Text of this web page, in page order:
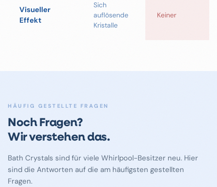
Visueller
Effekt
Sich
auflösende
Kristalle
Keiner
HÄUFIG GESTELLTE FRAGEN
Noch Fragen?
Wir verstehen das.
Bath Crystals sind für viele Whirlpool-Besitzer neu. Hier
sind die Antworten auf die am häufigsten gestellten
Fragen.